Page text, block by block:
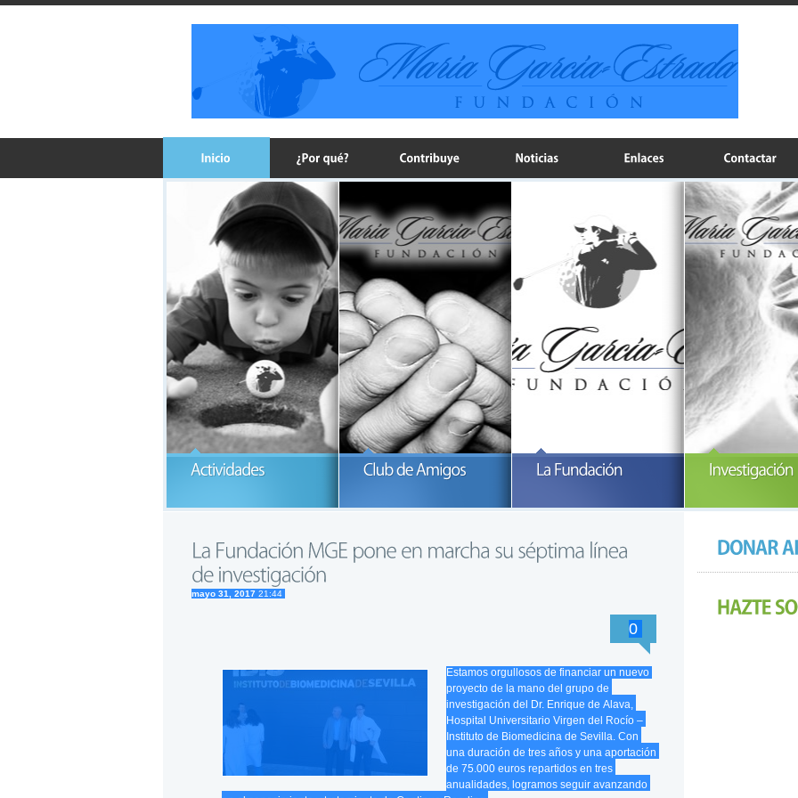
Participa con la Fundación María
Invierte en Investigación y ayúdanos a
mayo 31, 2017 21:44
0
Estamos orgullosos de financiar un nuevo
proyecto de la mano del grupo de
investigación del Dr. Enrique de Alava,
Hospital Universitario Virgen del Rocío –
Instituto de Biomedicina de Sevilla. Con
una duración de tres años y una aportación
de 75.000 euros repartidos en tres
anualidades, logramos seguir avanzando